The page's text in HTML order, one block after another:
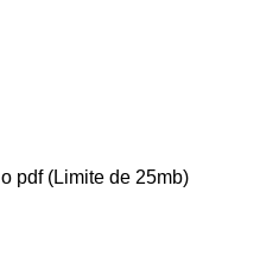
pdf (Limite de 25mb)